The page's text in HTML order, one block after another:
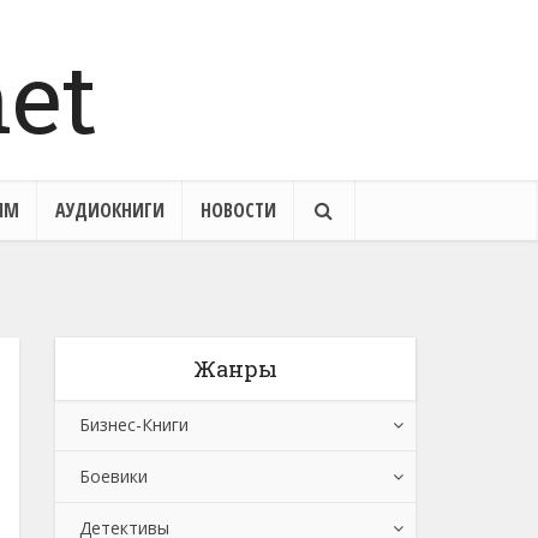
АУДИОКНИГИ НОВОСТИ
Жанры
Бизнес-Книги
Банковское дело
Бухучет, налогообложение, аудит
Боевики
Боевики: Прочее
Детективы